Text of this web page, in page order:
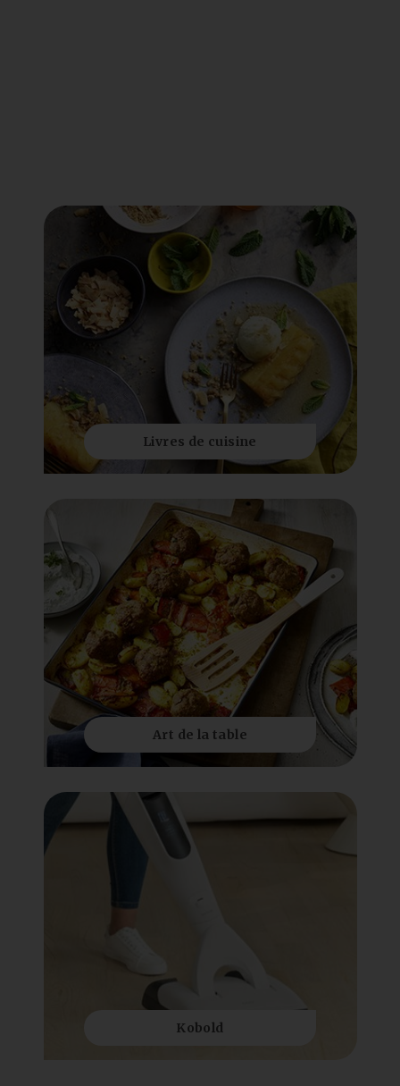
Livres de cuisine
Art de la table
Kobold